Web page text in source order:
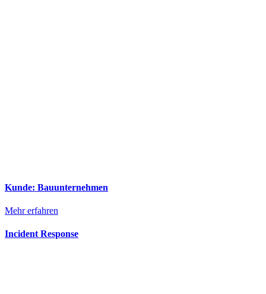
Kunde: Bauunternehmen
Mehr erfahren
Incident Response